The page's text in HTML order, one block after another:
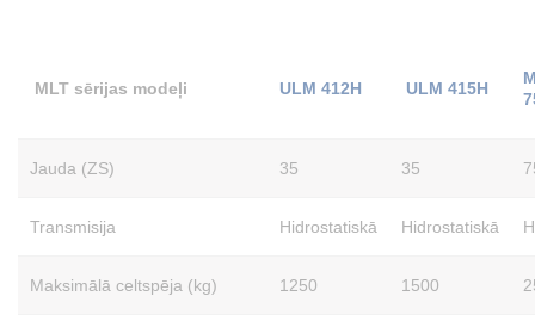
MLT sērijas modeļi ULM 412H ULM 415H
Jauda (ZS) 35 35
Transmisija Hidrostatiskā Hidrostatiskā
Maksimālā celtspēja (kg) 1250 1500